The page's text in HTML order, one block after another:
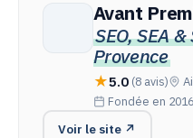
Avant
SEO, SEA
Provence
5.0 (8 avis)
Fondée en 2016
Voir le site ↗